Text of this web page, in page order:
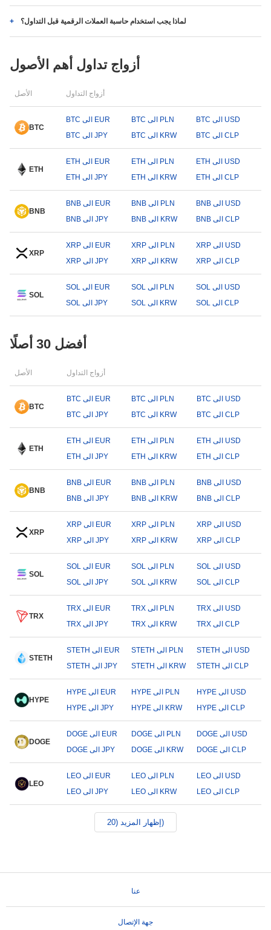
لماذا يجب استخدام حاسبة العملات الرقمية قبل التداول؟
أزواج تداول أهم الأصول
الأصل أزواج التداول
BTC
BTC الى EUR BTC الى PLN
BTC الى USD
BTC الى JPY
BTC الى KRW BTC الى CLP
ETH
ETH الى EUR ETH الى PLN
ETH الى USD
ETH الى JPY
ETH الى KRW ETH الى CLP
BNB
BNB الى EUR BNB الى PLN
BNB الى USD
BNB الى JPY
BNB الى KRW BNB الى CLP
XRP
XRP الى EUR XRP الى PLN
XRP الى USD
XRP الى JPY
XRP الى KRW XRP الى CLP
SOL
SOL الى EUR SOL الى PLN
SOL الى USD
SOL الى JPY
SOL الى KRW SOL الى CLP
أفضل 30 أصلًا
الأصل أزواج التداول
BTC
BTC الى EUR BTC الى PLN
BTC الى USD
BTC الى JPY
BTC الى KRW BTC الى CLP
ETH
ETH الى EUR ETH الى PLN
ETH الى USD
ETH الى JPY
ETH الى KRW ETH الى CLP
BNB
BNB الى EUR BNB الى PLN
BNB الى USD
BNB الى JPY
BNB الى KRW BNB الى CLP
XRP
XRP الى EUR XRP الى PLN
XRP الى USD
XRP الى JPY
XRP الى KRW XRP الى CLP
SOL
SOL الى EUR SOL الى PLN
SOL الى USD
SOL الى JPY
SOL الى KRW SOL الى CLP
TRX
TRX الى EUR TRX الى PLN
TRX الى USD
TRX الى JPY
TRX الى KRW TRX الى CLP
STETH
STETH الى EUR STETH الى PLN
STETH الى USD
STETH الى JPY
STETH الى KRW STETH الى CLP
HYPE
HYPE الى EUR HYPE الى PLN
HYPE الى USD
HYPE الى JPY
HYPE الى KRW HYPE الى CLP
DOGE
DOGE الى EUR DOGE الى PLN
DOGE الى USD
DOGE الى JPY
DOGE الى KRW DOGE الى CLP
LEO
LEO الى EUR LEO الى PLN
LEO الى USD
LEO الى JPY
LEO الى KRW LEO الى CLP
إظهار المزيد (20)
عنا
جهة الإتصال